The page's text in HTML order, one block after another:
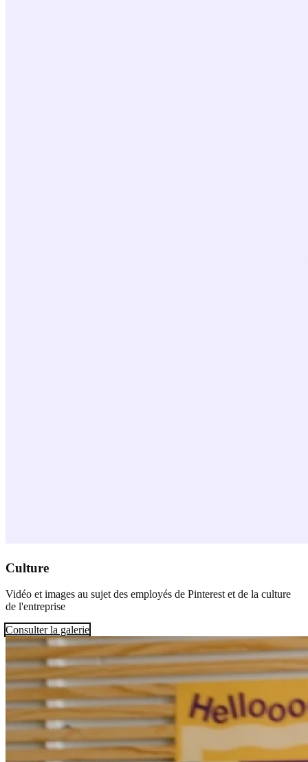
Culture
Vidéo et images au sujet des employés de Pinterest et de la culture
de l'entreprise
Consulter la galerie